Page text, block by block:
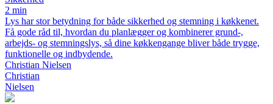
2 min
Lys har stor betydning for både sikkerhed og stemning i køkkenet.
Få gode råd til, hvordan du planlægger og kombinerer grund-,
arbejds- og stemningslys, så dine køkkengange bliver både trygge,
funktionelle og indbydende.
Christian Nielsen
Christian
Nielsen